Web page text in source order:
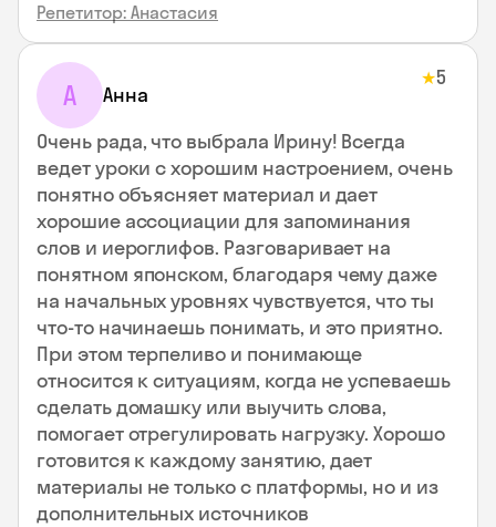
Репетитор: Анастасия
А Анна
★5
Очень рада, что выбрала Ирину! Всегда
ведет уроки с хорошим настроением, очень
понятно объясняет материал и дает
хорошие ассоциации для запоминания
слов и иероглифов. Разговаривает на
понятном японском, благодаря чему даже
на начальных уровнях чувствуется, что ты
что-то начинаешь понимать, и это приятно.
При этом терпеливо и понимающе
относится к ситуациям, когда не успеваешь
сделать домашку или выучить слова,
помогает отрегулировать нагрузку. Хорошо
готовится к каждому занятию, дает
материалы не только с платформы, но и из
дополнительных источников